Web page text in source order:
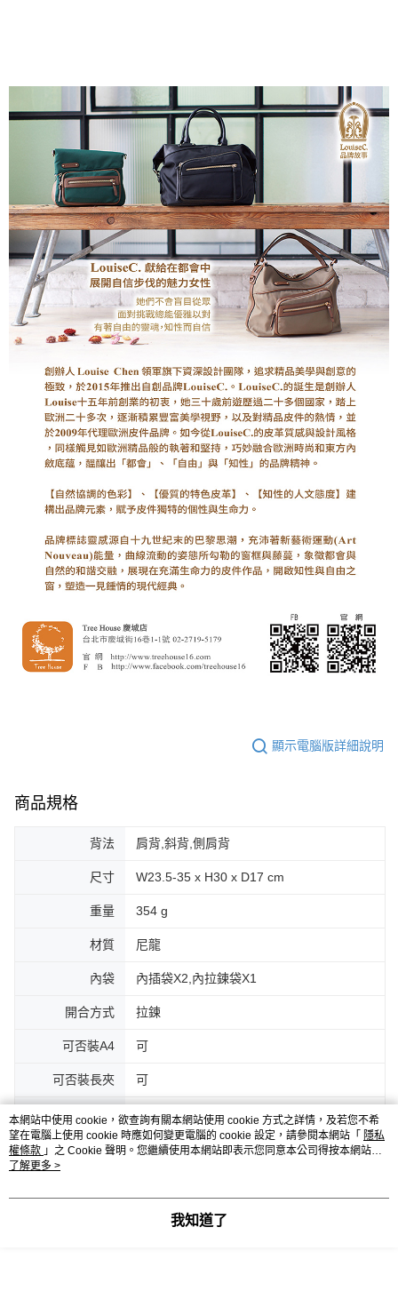
顯示電腦版詳細說明
商品規格
背法 肩背,斜背,側肩背
尺寸 W23.5-35 x H30 x D17 cm
重量 354 g
材質 尼龍
內袋 內插袋X2,內拉鍊袋X1
開合方式 拉鍊
可否裝A4 可
可否裝長夾 可
配件 長背帶、防塵袋
保固
六個月 新品瑕疵。 ※如為刮傷等人為外力
費，本公司保有判定商品損壞是否為人為之
權力。 ※若吊牌、外包裝不完整，恕無法
本網站中使用 cookie，欲查詢有關本網站使用 cookie 方式之詳情，及若您不希
望在電腦上使用 cookie 時應如何變更電腦的 cookie 設定，請參閱本網站「 隱私
權條款 」之 Cookie 聲明。您繼續使用本網站即表示您同意本公司得按本網站使
用條款之 Cookie 聲明使用 cookie。
了解更多 >
我知道了